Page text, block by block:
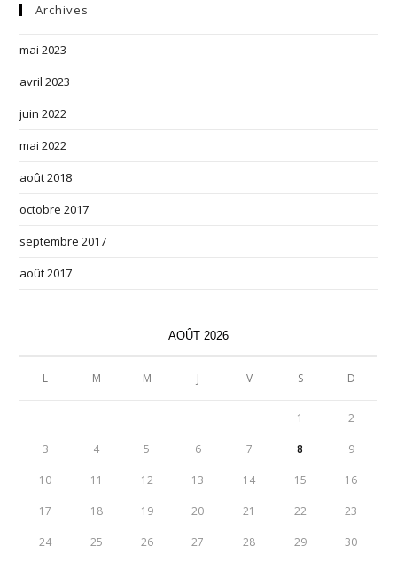
Archives
mai 2023
avril 2023
juin 2022
mai 2022
août 2018
octobre 2017
septembre 2017
août 2017
AOÛT 2026
L M M J V S D
1 2
3 4 5 6 7 8 9
10 11 12 13 14 15 16
17 18 19 20 21 22 23
24 25 26 27 28 29 30